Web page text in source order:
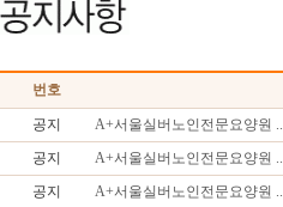
번호
공지
A+서울실버노인전문요양원 ..
공지
A+서울실버노인전문요양원 ..
공지
A+서울실버노인전문요양원 ..